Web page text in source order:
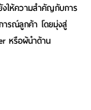
งให้ความสำคัญกับการ
ารณ์ลูกค้า โดยมุ่งสู่
หรือผู้นำด้าน